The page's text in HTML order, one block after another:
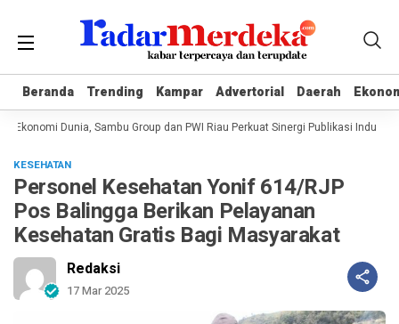
Beranda Trending Kampar Advertorial Daerah
Beranda Trending Kampar Advertorial Daerah
Ekonomi Dunia, Sambu Group dan PWI Riau Perkuat Sinergi Publikasi Industri
KESEHATAN
Personel Kesehatan Yonif 614/RJP
Pos Balingga Berikan Pelayanan
Kesehatan Gratis Bagi Masyarakat
Redaksi
17 Mar 2025